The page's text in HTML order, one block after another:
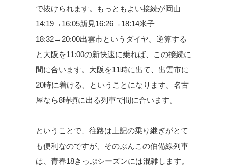
で抜けられます。もっともよい接続が岡山
14:19→16:05新見16:26→18:14米子
18:32→20:00出雲市というダイヤ。逆算する
と大阪を11:00の新快速に乗れば、この接続に
間に合います。大阪を11時に出て、出雲市に
20時に着ける、ということになります。名古
屋なら8時頃に出る列車で間に合います。
ということで、往路は上記の乗り継ぎがとて
も便利なのですが、そのぶんこの伯備線列車
は、青春18きっぷシーズンには混雑します。